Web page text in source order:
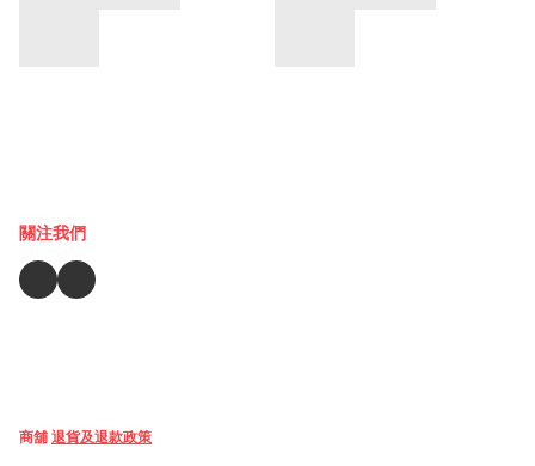
關注我們
商舖 退貨及退款政策